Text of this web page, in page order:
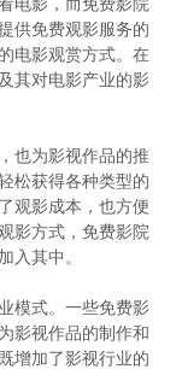
供免费观影服务的
电影观赏方式。在
其对电影产业的影
也为影视作品的推
松获得各种类型的
观影成本，也方便
影方式，免费影院
入其中。
模式。一些免费影
影视作品的制作和
增加了影视行业的